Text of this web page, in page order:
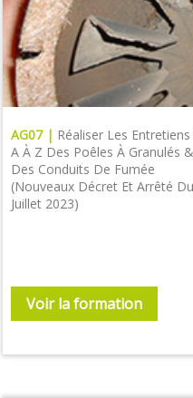
AG07 | Réaliser Les
A À Z Des Poêles À Granulés &
Des Conduits De Fumée
(nouveaux Décret Et Arrêté
Juillet 2023)
Voir la formation